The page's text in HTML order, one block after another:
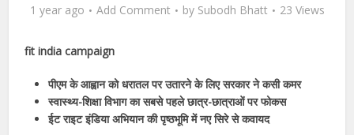
1 year ago Add Comment by Subodh Bhatt 23 Views
fit india campaign
पीएम के आह्वान को धरातल पर उतारने के लिए सरकार ने कसी कमर
स्वास्थ्य-शिक्षा विभाग का सबसे पहले छात्र-छात्राओं पर फोकस
ईट राइट इंडिया अभियान की पृष्ठभूमि में नए सिरे से कवायद